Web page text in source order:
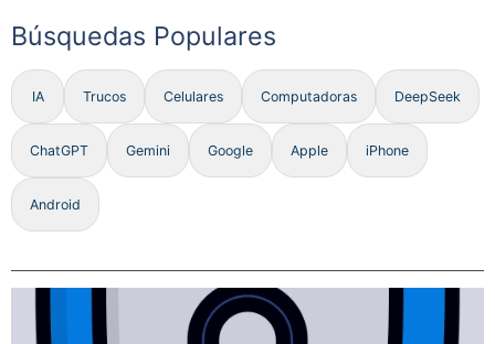
Búsquedas Populares
IA Trucos Celulares Computadoras DeepSeek
ChatGPT Gemini Google Apple iPhone
Android